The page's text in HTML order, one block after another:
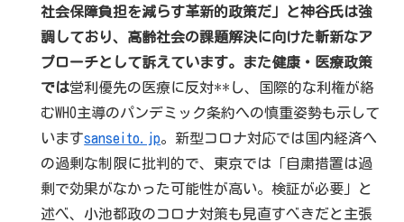
社会保障負担を減らす革新的政策だ」と神谷氏は強
調しており、高齢社会の課題解決に向けた斬新なア
プローチとして訴えています。また健康・医療政策
では営利優先の医療に反対**し、国際的な利権が絡
むWHO主導のパンデミック条約への慎重姿勢も示して
いますsanseito.jp。新型コロナ対応では国内経済へ
の過剰な制限に批判的で、東京では「自粛措置は過
剰で効果がなかった可能性が高い。検証が必要」と
述べ、小池都政のコロナ対策も見直すべきだと主張